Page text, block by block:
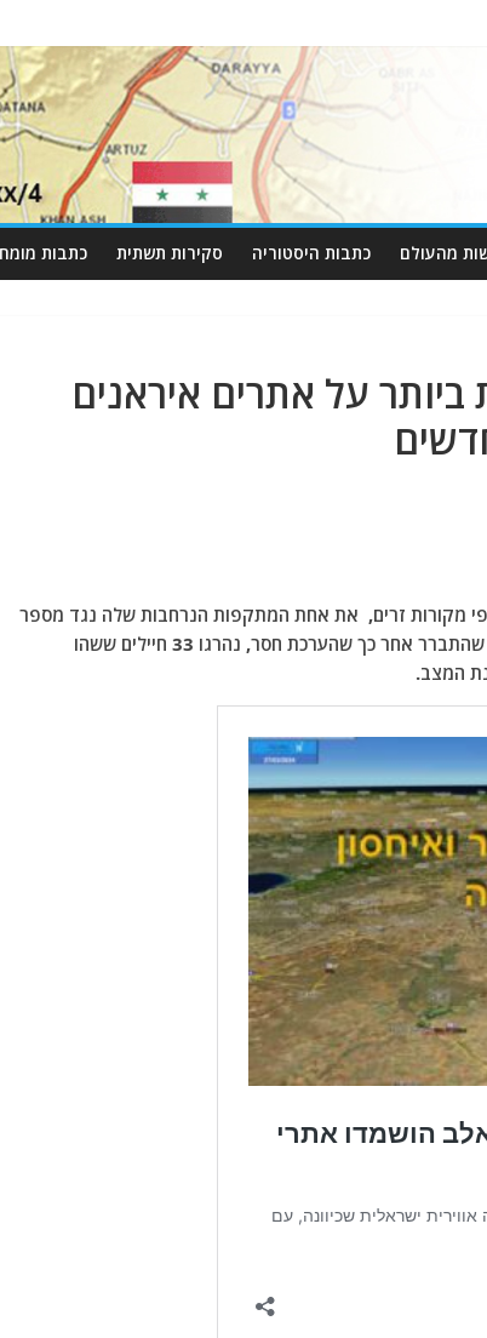
מהעולם כתבות היסטוריה סקירות תשתית כתבות
על אתרים איראנים
מקורות זרים, את אחת המתקפות הנרחבות שלה נגד מספר
רב של מטרות איראניות בצפון סוריה. על פי דיווחים ראשונים, שהתברר אחר כך שהערכת חסר, נהרגו 33 חיילים ששהו
המצב.